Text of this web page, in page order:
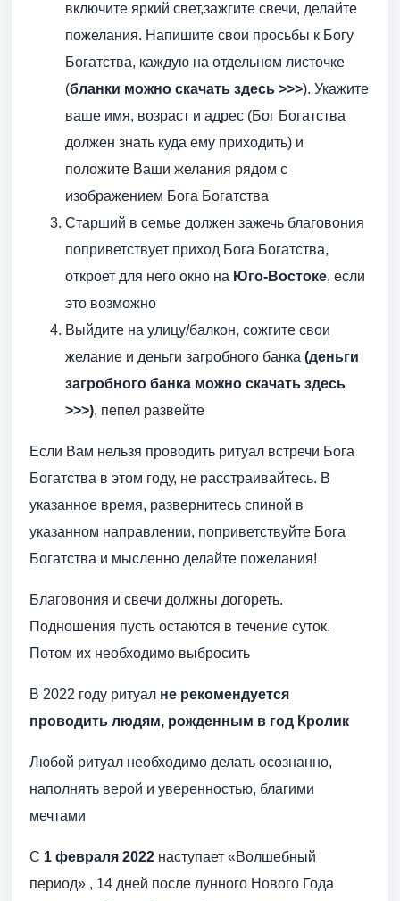
включите яркий свет,зажгите свечи, делайте
пожелания. Напишите свои просьбы к Богу
Богатства, каждую на отдельном листочке
(бланки можно скачать здесь >>>). Укажите
ваше имя, возраст и адрес (Бог Богатства
должен знать куда ему приходить) и
положите Ваши желания рядом с
изображением Бога Богатства
Старший в семье должен зажечь благовония
поприветствует приход Бога Богатства,
откроет для него окно на Юго-Востоке, если
это возможно
Выйдите на улицу/балкон, сожгите свои
желание и деньги загробного банка (деньги
загробного банка можно скачать здесь
>>>), пепел развейте
Если Вам нельзя проводить ритуал встречи Бога
Богатства в этом году, не расстраивайтесь. В
указанное время, развернитесь спиной в
указанном направлении, поприветствуйте Бога
Богатства и мысленно делайте пожелания!
Благовония и свечи должны догореть.
Подношения пусть остаются в течение суток.
Потом их необходимо выбросить
В 2022 году ритуал не рекомендуется
проводить людям, рожденным в год Кролик
Любой ритуал необходимо делать осознанно,
наполнять верой и уверенностью, благими
мечтами
С 1 февраля 2022 наступает «Волшебный
период» , 14 дней после лунного Нового Года